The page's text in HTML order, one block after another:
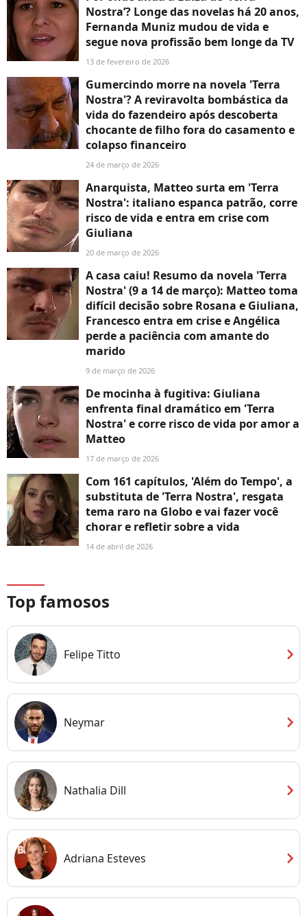
Nostra’? Longe das novelas há 20 anos,
Fernanda Muniz mudou de vida e
segue nova profissão bem longe da TV
13 de fevereiro de 2026
Gumercindo morre na novela 'Terra
Nostra'? A reviravolta bombástica da
vida do fazendeiro após descoberta
chocante de filho fora do casamento e
colapso financeiro
24 de março de 2026
Anarquista, Matteo surta em 'Terra
Nostra': italiano espanca patrão, corre
risco de vida e entra em crise com
Giuliana
20 de março de 2026
A casa caiu! Resumo da novela 'Terra
Nostra' (9 a 14 de março): Matteo toma
difícil decisão sobre Rosana e Giuliana,
Francesco entra em crise e Angélica
perde a paciência com amante do
marido
9 de março de 2026
De mocinha à fugitiva: Giuliana
enfrenta final dramático em 'Terra
Nostra' e corre risco de vida por amor a
Matteo
17 de março de 2026
Com 161 capítulos, 'Além do Tempo', a
substituta de 'Terra Nostra', resgata
tema raro na Globo e vai fazer você
chorar e refletir sobre a vida
14 de abril de 2026
Top famosos
Felipe Titto chevron_right
Neymar chevron_right
Nathalia Dill chevron_right
Adriana Esteves chevron_right